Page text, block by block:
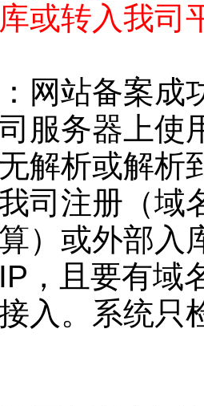
或转入我司
网站备案成
服务器上使
解析或解析
司注册（域
）或外部入
，且要有域
入。系统只